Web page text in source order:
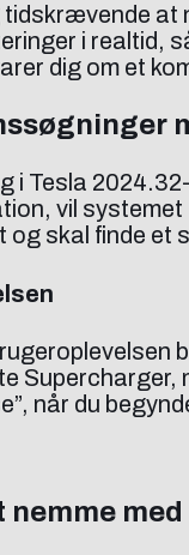
at
i realtid,
dig om et
i Tesla
vil
skal finde et
Supercharger,
når du
med